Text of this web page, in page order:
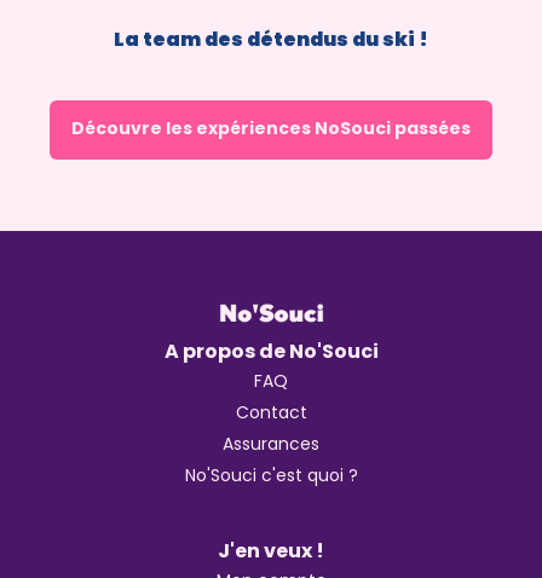
La team des détendus du ski !
Découvre les expériences NoSouci passées
A propos de No'Souci
FAQ
Contact
Assurances
No'Souci c'est quoi ?
J'en veux !